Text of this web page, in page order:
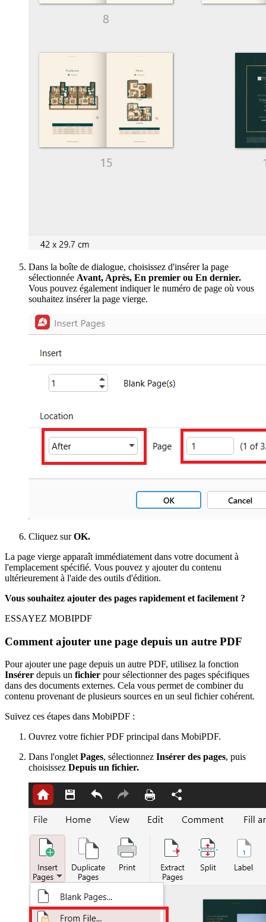
Dans la boîte de dialogue, choisissez d'insérer la page
sélectionnée Avant, Après, En premier ou En dernier.
Vous pouvez également indiquer le numéro de page où vous
souhaitez insérer la page vierge.
Cliquez surOK.
La page vierge apparaît immédiatement dans votre document à
l'emplacement spécifié. Vous pouvez y ajouter du contenu
ultérieurement à l'aide des outils d'édition.
Vous souhaitez ajouter des pages rapidement et facilement ?
ESSAYEZ MOBIPDF
Comment ajouter une page depuis un autre PDF
Pour ajouter une page depuis un autre PDF, utilisez la fonction
Insérer depuis un fichier pour sélectionner des pages spécifiques
dans des documents externes. Cela vous permet de combiner du
contenu provenant de plusieurs sources en un seul fichier cohérent.
Suivez ces étapes dans MobiPDF :
Ouvrez votre fichier PDF principal dans MobiPDF.
Dans l'onglet Pages, sélectionnez Insérer des pages, puis
choisissez Depuis un fichier.